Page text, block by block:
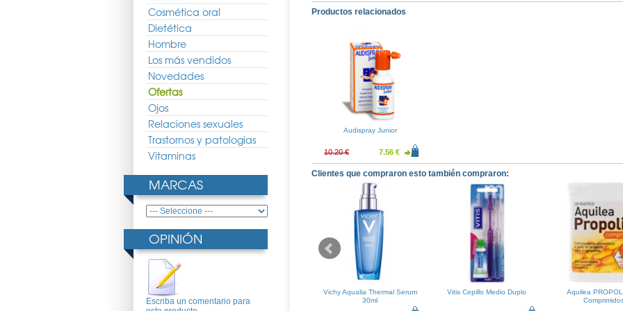
Cosmética oral
Dietética
Hombre
Los más vendidos
Novedades
Ofertas
Ojos
Relaciones sexuales
Trastornos y patologias
Vitaminas
MARCAS
OPINIÓN
Escriba un comentario para
Productos relacionados
Audispray Junior
10.20 € 7.56 €
Clientes que compraron esto también compraron:
Neutrogena Manos Crema
Concentrada con Perfume
50ml Duplo
Vichy Aqualia Thermal Serum
30ml
Vitis Cepillo Medio Duplo
Aquilea